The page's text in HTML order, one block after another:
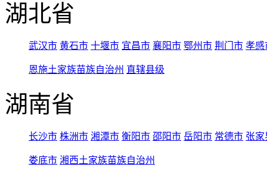
湖北省
武汉市 黄石市 十堰市 宜昌市 襄阳市 鄂州市 荆门市 孝感
恩施土家族苗族自治州 直辖县级
湖南省
长沙市 株洲市 湘潭市 衡阳市 邵阳市 岳阳市 常德市 张家
娄底市 湘西土家族苗族自治州